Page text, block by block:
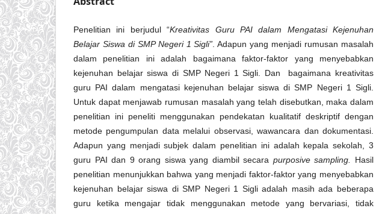
Penelitian ini berjudul “Kreativitas Guru PAI dalam Mengatasi Kejenuhan
Belajar Siswa di SMP Negeri 1 Sigli” . Adapun yang menjadi rumusan masalah
dalam penelitian ini adalah bagaimana faktor-faktor yang menyebabkan
kejenuhan belajar siswa di SMP Negeri 1 Sigli. Dan bagaimana kreativitas
guru PAI dalam mengatasi kejenuhan belajar siswa di SMP Negeri 1 Sigli.
Untuk dapat menjawab rumusan masalah yang telah disebutkan, maka dalam
penelitian ini peneliti menggunakan pendekatan kualitatif deskriptif dengan
metode pengumpulan data melalui observasi, wawancara dan dokumentasi.
Adapun yang menjadi subjek dalam penelitian ini adalah kepala sekolah, 3
guru PAI dan 9 orang siswa yang diambil secara purposive sampling. Hasil
penelitian menunjukkan bahwa yang menjadi faktor-faktor yang menyebabkan
kejenuhan belajar siswa di SMP Negeri 1 Sigli adalah masih ada beberapa
guru ketika mengajar tidak menggunakan metode yang bervariasi, tidak